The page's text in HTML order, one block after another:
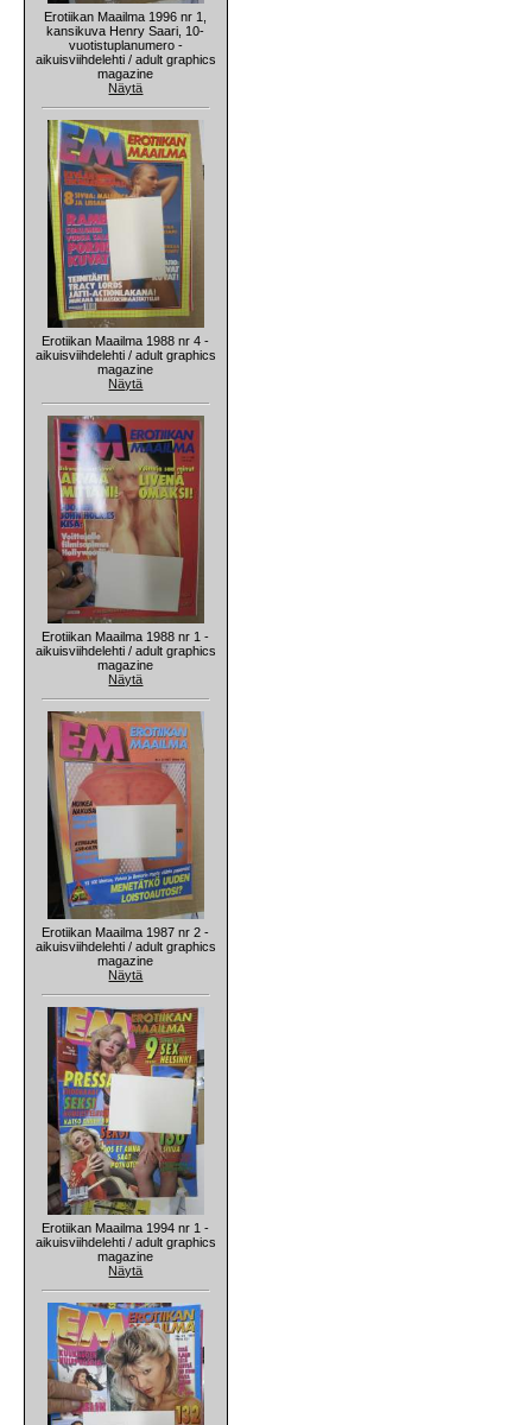
Erotiikan Maailma 1996 nr 1,
kansikuva Henry Saari, 10-
vuotistuplanumero -
aikuisviihdelehti / adult graphics
magazine
Näytä
Erotiikan Maailma 1988 nr 4 -
aikuisviihdelehti / adult graphics
magazine
Näytä
Erotiikan Maailma 1988 nr 1 -
aikuisviihdelehti / adult graphics
magazine
Näytä
Erotiikan Maailma 1987 nr 2 -
aikuisviihdelehti / adult graphics
magazine
Näytä
Erotiikan Maailma 1994 nr 1 -
aikuisviihdelehti / adult graphics
magazine
Näytä